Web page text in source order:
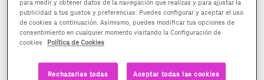
para medir y obtener datos de la navegación que realizas y para ajustar la
publicidad a tus gustos y preferencias. Puedes configurar y aceptar el uso
de cookies a continuación. Asimismo, puedes modificar tus opciones de
consentimiento en cualquier momento visitando la Configuración de
cookies
Política de Cookies
Rechazarlas todas Aceptar todas las cookies